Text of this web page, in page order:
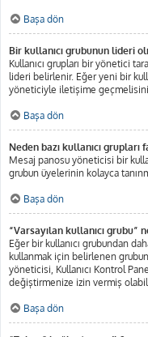
Başa dön
Bir kullanıcı grubunun lideri
Kullanıcı grupları bir yönetici
lideri belirlenir. Eğer yeni bir
yöneticiyle iletişime
Başa dön
Neden bazı kullanıcı
Mesaj panosu yöneticisi bir
grubun üyelerinin kolayca
Başa dön
“Varsayılan kullanıcı grubu”
Eğer bir kullanıcı grubundan
kullanmak için belirlenen
yöneticisi, Kullanıcı Kontrol
değiştirmenize izin vermiş
Başa dön